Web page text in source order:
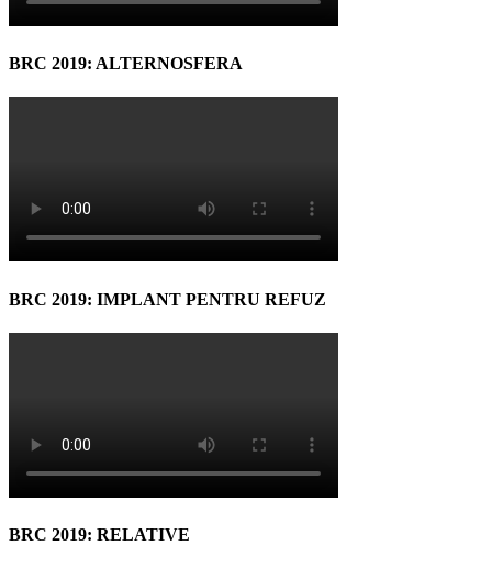
BRC 2019: ALTERNOSFERA
BRC 2019: IMPLANT PENTRU REFUZ
BRC 2019: RELATIVE